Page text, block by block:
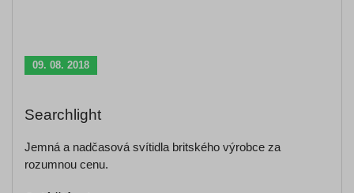
09. 08. 2018
Searchlight
Jemná a nadčasová svítidla britského výrobce za
rozumnou cenu.